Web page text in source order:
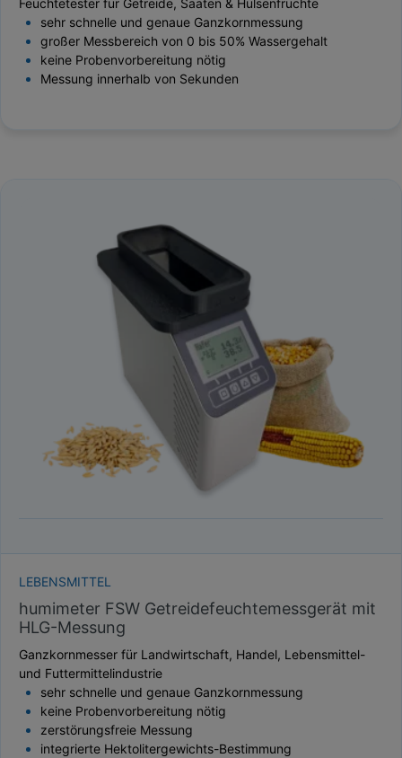
Feuchtetester für Getreide, Saaten & Hülsenfrüchte
sehr schnelle und genaue Ganzkornmessung
großer Messbereich von 0 bis 50% Wassergehalt
keine Probenvorbereitung nötig
Messung innerhalb von Sekunden
LEBENSMITTEL
humimeter FSW Getreidefeuchtemessgerät mit
HLG-Messung
Ganzkornmesser für Landwirtschaft, Handel, Lebensmittel-
und Futtermittelindustrie
sehr schnelle und genaue Ganzkornmessung
keine Probenvorbereitung nötig
zerstörungsfreie Messung
integrierte Hektolitergewichts-Bestimmung